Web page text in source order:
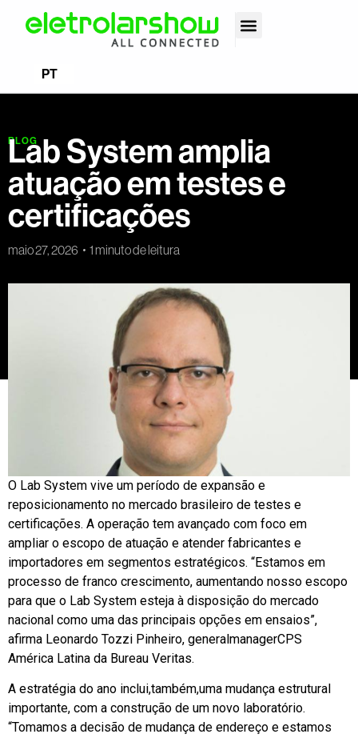
PT
ES
BLOG
Lab System amplia
atuação em testes e
certificações
maio 27, 2026 1 minuto de leitura
O Lab System vive um período de expansão e
reposicionamento no mercado brasileiro de testes e
certificações. A operação tem avançado com foco em
ampliar o escopo de atuação e atender fabricantes e
importadores em segmentos estratégicos. “Estamos em
processo de franco crescimento, aumentando nosso escopo
para que o Lab System esteja à disposição do mercado
nacional como uma das principais opções em ensaios”,
afirma Leonardo Tozzi Pinheiro, generalmanagerCPS
América Latina da Bureau Veritas.
A estratégia do ano inclui,também,uma mudança estrutural
importante, com a construção de um novo laboratório.
“Tomamos a decisão de mudança de endereço e estamos